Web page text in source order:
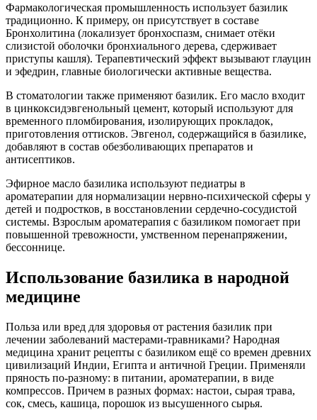
Фармакологическая промышленность использует базилик
традиционно. К примеру, он присутствует в составе
Бронхолитина (локализует бронхоспазм, снимает отёки
слизистой оболочки бронхиального дерева, сдерживает
приступы кашля). Терапевтический эффект вызывают глауцин
и эфедрин, главные биологически активные вещества.
В стоматологии также применяют базилик. Его масло входит
в цинкоксидэвгенольный цемент, который используют для
временного пломбирования, изолирующих прокладок,
приготовления оттисков. Эвгенол, содержащийся в базилике,
добавляют в состав обезболивающих препаратов и
антисептиков.
Эфирное масло базилика используют педиатры в
ароматерапии для нормализации нервно-психической сферы у
детей и подростков, в восстановлении сердечно-сосудистой
системы. Взрослым ароматерапия с базиликом помогает при
повышенной тревожности, умственном перенапряжении,
бессоннице.
Использование базилика в народной
медицине
Польза или вред для здоровья от растения базилик при
лечении заболеваний мастерами-травниками? Народная
медицина хранит рецепты с базиликом ещё со времен древних
цивилизаций Индии, Египта и античной Греции. Применяли
пряность по-разному: в питании, ароматерапии, в виде
компрессов. Причем в разных формах: настои, сырая трава,
сок, смесь, кашица, порошок из высушенного сырья.